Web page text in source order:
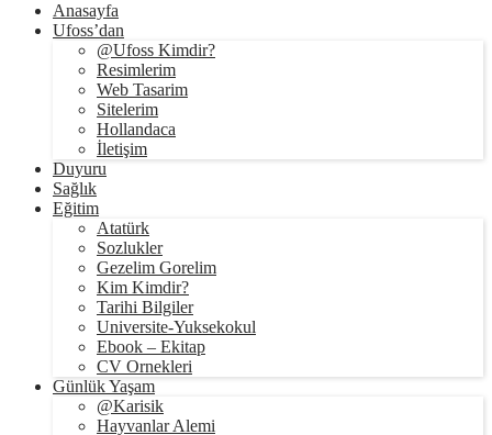
Anasayfa
Ufoss’dan
@Ufoss Kimdir?
Resimlerim
Web Tasarim
Sitelerim
Hollandaca
İletişim
Duyuru
Sağlık
Eğitim
Atatürk
Sozlukler
Gezelim Gorelim
Kim Kimdir?
Tarihi Bilgiler
Universite-Yuksekokul
Ebook – Ekitap
CV Ornekleri
Günlük Yaşam
@Karisik
Hayvanlar Alemi